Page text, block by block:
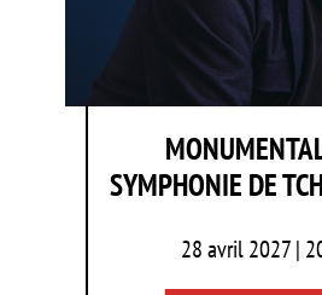
SYMPHONIE DE
28 avril 2027 |